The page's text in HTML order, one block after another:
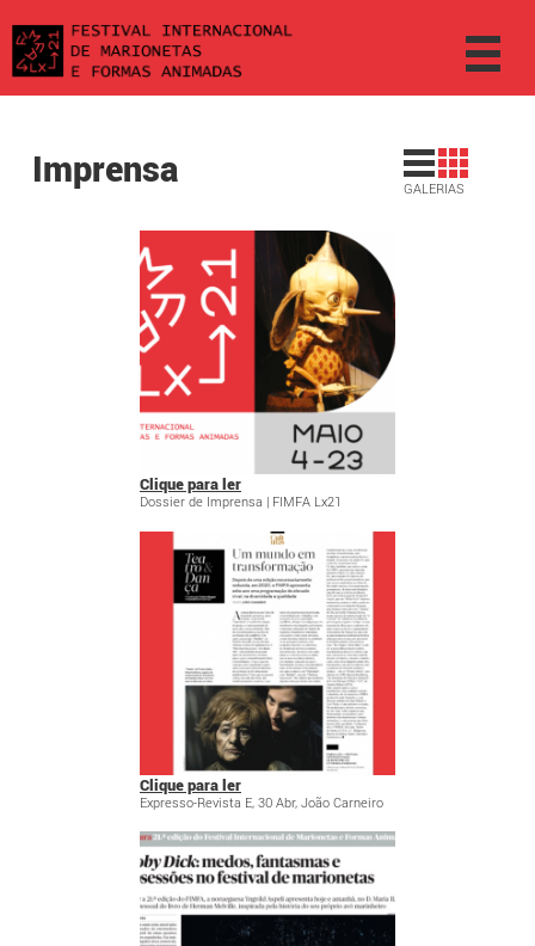
GALERIAS
Imprensa
Clique para ler
Dossier de Imprensa | FIMFA Lx21
Clique para ler
Expresso-Revista E, 30 Abr, João Carneiro